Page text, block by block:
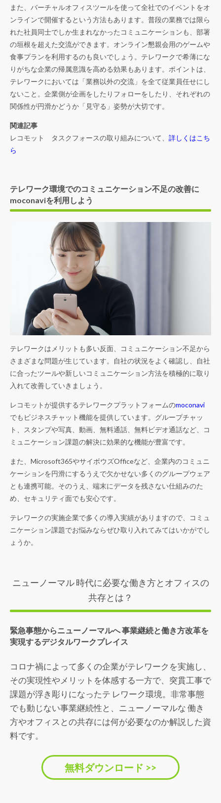
また、バーチャルオフィスツールを使って全社でのイベントをオ
ンラインで開催するという方法もあります。普段の業務では限ら
れた社員同士でしか生まれなかったコミュニケーションも、部署
の垣根を超えた交流ができます。オンライン懇親会用のゲームや
食事プランを利用するのも良いでしょう。テレワークで希薄にな
りがちな企業の帰属意識を高める効果もあります。ポイントは、
テレワークにおいては「業務以外の交流」を全て従業員任せにし
ないこと。企業側が企画をしたりフォローをしたり、それぞれの
関係性が円滑かどうか「見守る」姿勢が大切です。
関連記事
レコモット タスクフォースの取り組みについて、 詳しくはこち
ら
テレワーク環境でのコミュニケーション不足の改善に
moconaviを利用しよう
テレワークはメリットも多い反面、コミュニケーション不足から
さまざまな問題が生じています。自社の状況をよく確認し、自社
に合ったツールや新しいコミュニケーション方法を積極的に取り
入れて改善していきましょう。
レコモットが提供するテレワークプラットフォームのmoconavi
でもビジネスチャット機能を提供しています。グループチャッ
ト、スタンプや写真、動画、無料通話、無料ビデオ通話など、コ
ミュニケーション課題の解決に効果的な機能が豊富です。
また、Microsoft365やサイボウズOfficeなど、企業内のコミュニ
ケーションを円滑にするうえで欠かせない多くのグループウェア
とも連携可能。そのうえ、端末にデータを残さない仕組みのた
め、セキュリティ面でも安心です。
テレワークの実施企業で多くの導入実績がありますので、コミュ
ニケーション課題でお悩みならぜひ取り入れてみてはいかがでし
ょうか。
ニューノーマル 時代に必要な働き方とオフィスの
共存とは？
緊急事態からニューノーマルへ 事業継続と働き方改革を
実現するデジタルワークプレイス
コロナ禍によって多くの企業がテレワークを実施し、
その実現性やメリットを体感する一方で、突貫工事で
課題が浮き彫りになったテ レワーク環境。非常事態
でも動じない事業継続性と、ニューノーマルな 働き
方やオフィスとの共存には何が必要なのか解説した資
料です。
無料ダウンロード >>